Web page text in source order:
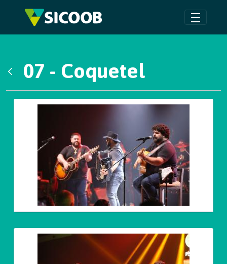
Pular para o Conteúdo principal
07 - Coquetel
Galeria de Mídias